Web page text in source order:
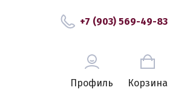
+7 (903) 569-49-83
Профиль Корзина